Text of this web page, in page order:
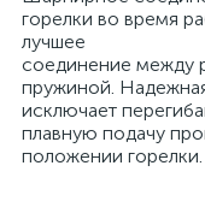
горелки во время
лучшее
соединение между
пружиной.
исключает
плавную подачу
положении горелки.